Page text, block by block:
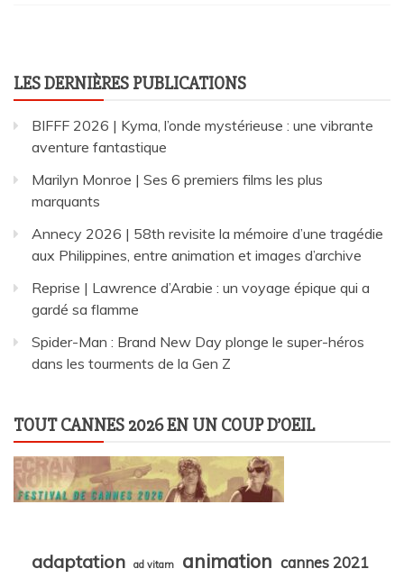
LES DERNIÈRES PUBLICATIONS
BIFFF 2026 | Kyma, l’onde mystérieuse : une vibrante
aventure fantastique
Marilyn Monroe | Ses 6 premiers films les plus
marquants
Annecy 2026 | 58th revisite la mémoire d’une tragédie
aux Philippines, entre animation et images d’archive
Reprise | Lawrence d’Arabie : un voyage épique qui a
gardé sa flamme
Spider-Man : Brand New Day plonge le super-héros
dans les tourments de la Gen Z
TOUT CANNES 2026 EN UN COUP D’OEIL
adaptation ad vitam animation cannes 2021